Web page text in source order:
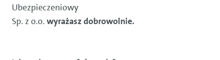
Ubezpieczeniowy
Sp. z o.o. wyrażasz dobrowolnie.